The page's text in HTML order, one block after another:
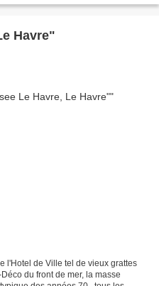
Havre"
l'Hotel de Ville tel de vieux grattes
du front de mer, la masse